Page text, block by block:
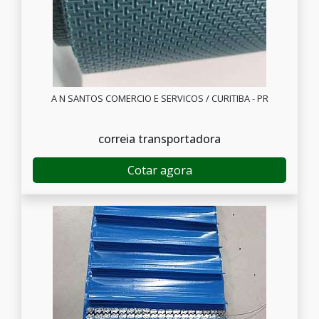
A N SANTOS COMERCIO E SERVICOS / CURITIBA - PR
correia transportadora
Cotar agora